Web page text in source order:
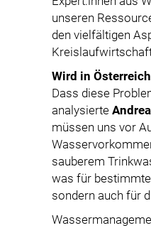
unseren
den vielfältigen
Wird in
Dass diese
analysierte
müssen uns vor
sauberem
was für
sondern auch für